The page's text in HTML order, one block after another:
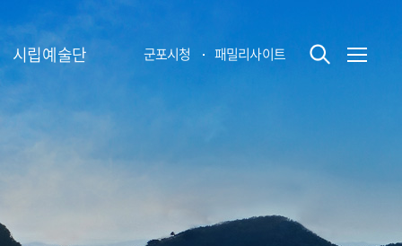
시립예술단 군포시청 패밀리사이트